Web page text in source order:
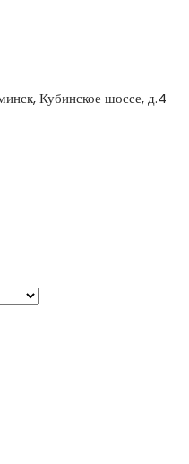
Кубинское шоссе, д.4